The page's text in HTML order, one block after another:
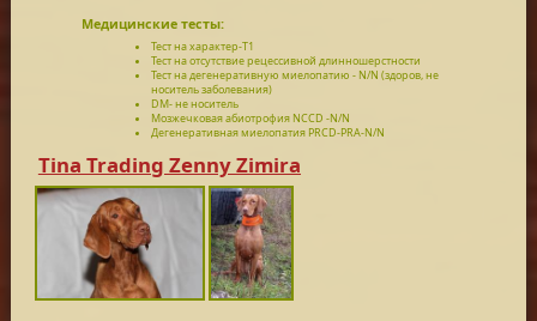
Медицинские тесты:
Тест на характер-Т1
Тест на отсутствие рецессивной длинношерстности
Тест на дегенеративную миелопатию - N/N (здоров, не
носитель заболевания)
DM- не носитель
Мозжечковая абиотрофия NCCD -N/N
Дегенеративная миелопатия PRCD-PRA-N/N
Tina Trading Zenny Zimira